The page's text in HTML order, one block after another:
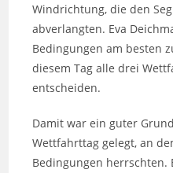
Windrichtung, die den
abverlangten. Eva
Bedingungen am besten
diesem Tag alle drei
entscheiden.
Damit war ein guter
Wettfahrttag gelegt, an
Bedingungen herrschten.